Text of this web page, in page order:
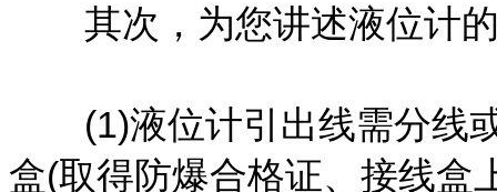
其次，为您讲述液位计的
(1)液位计引出线需分线或
盒(取得防爆合格证、接线盒